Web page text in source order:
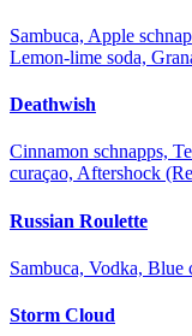
Sambuca, Apple
Lemon-lime soda,
Deathwish
Cinnamon schnapps,
curaçao, Aftershock
Russian Roulette
Sambuca, Vodka, Blue
Storm Cloud